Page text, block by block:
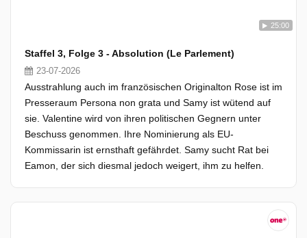
25:00
Staffel 3, Folge 3 - Absolution (Le Parlement)
23-07-2026
Ausstrahlung auch im französischen Originalton Rose ist im
Presseraum Persona non grata und Samy ist wütend auf
sie. Valentine wird von ihren politischen Gegnern unter
Beschuss genommen. Ihre Nominierung als EU-
Kommissarin ist ernsthaft gefährdet. Samy sucht Rat bei
Eamon, der sich diesmal jedoch weigert, ihm zu helfen.